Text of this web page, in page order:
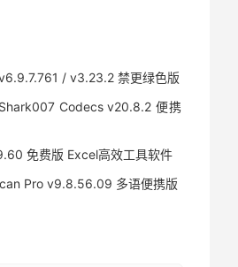
/ v3.23.2 禁更绿色版
Codecs v20.8.2 便携
免费版 Excel高效工具软件
Pro v9.8.56.09 多语便携版